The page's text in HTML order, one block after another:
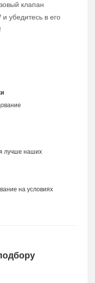
клапан
убедитесь в его
лучше наших
на условиях